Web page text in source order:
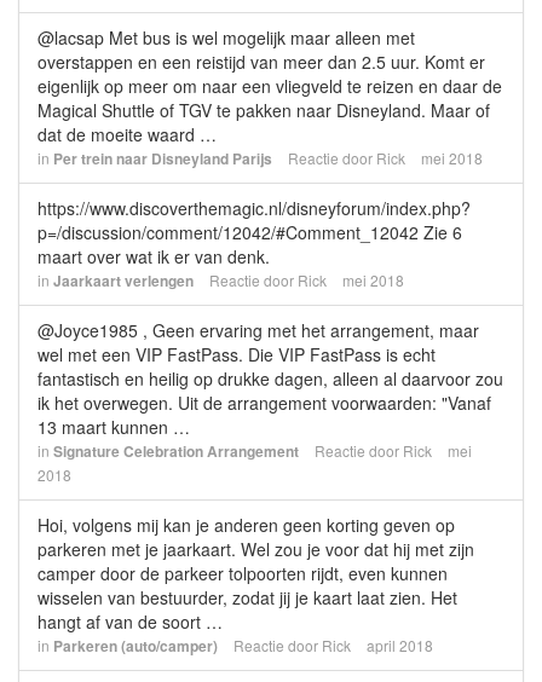
@lacsap Met bus is wel mogelijk maar alleen met
overstappen en een reistijd van meer dan 2.5 uur. Komt er
eigenlijk op meer om naar een vliegveld te reizen en daar de
Magical Shuttle of TGV te pakken naar Disneyland. Maar of
dat de moeite waard …
in Per trein naar Disneyland Parijs Reactie door Rick mei 2018
https://www.discoverthemagic.nl/disneyforum/index.php?
p=/discussion/comment/12042/#Comment_12042 Zie 6
maart over wat ik er van denk.
in Jaarkaart verlengen Reactie door Rick mei 2018
@Joyce1985 , Geen ervaring met het arrangement, maar
wel met een VIP FastPass. Die VIP FastPass is echt
fantastisch en heilig op drukke dagen, alleen al daarvoor zou
ik het overwegen. Uit de arrangement voorwaarden: "Vanaf
13 maart kunnen …
in Signature Celebration Arrangement Reactie door Rick
mei
2018
Hoi, volgens mij kan je anderen geen korting geven op
parkeren met je jaarkaart. Wel zou je voor dat hij met zijn
camper door de parkeer tolpoorten rijdt, even kunnen
wisselen van bestuurder, zodat jij je kaart laat zien. Het
hangt af van de soort …
in Parkeren (auto/camper) Reactie door Rick april 2018